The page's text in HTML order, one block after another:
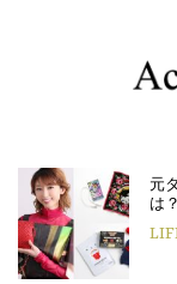
元
は